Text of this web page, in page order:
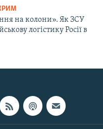
на колони». Як ЗСУ
логістику Росії в